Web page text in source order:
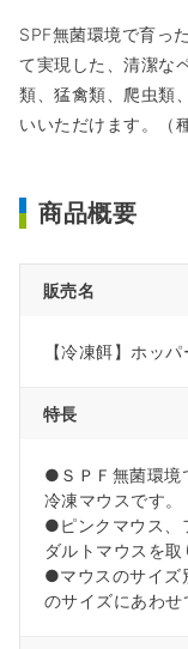
SPF無菌環境で育っ
て実現した、清潔な
類、猛禽類、爬虫類
いいただけます。（
商品概要
販売名
【冷凍餌】ホッ
特長
●ＳＰＦ無菌環境
冷凍マウスです。
●ピンクマウス、
ダルトマウスを取
●マウスのサイズ
のサイズにあわせ